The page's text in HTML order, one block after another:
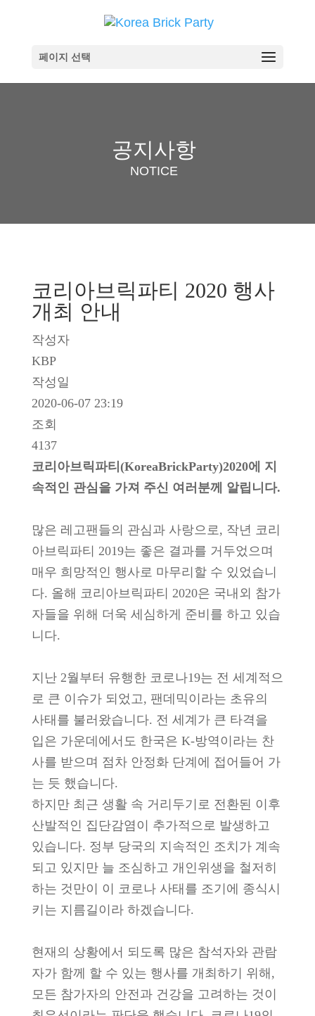
페이지 선택
공지사항
NOTICE
코리아브릭파티 2020 행사
개최 안내
작성자
KBP
작성일
2020-06-07 23:19
조회
4137
코리아브릭파티(KoreaBrickParty)2020에 지
속적인 관심을 가져 주신 여러분께 알립니다.
많은 레고팬들의 관심과 사랑으로, 작년 코리
아브릭파티 2019는 좋은 결과를 거두었으며
매우 희망적인 행사로 마무리할 수 있었습니
다. 올해 코리아브릭파티 2020은 국내외 참가
자들을 위해 더욱 세심하게 준비를 하고 있습
니다.
지난 2월부터 유행한 코로나19는 전 세계적으
로 큰 이슈가 되었고, 팬데믹이라는 초유의
사태를 불러왔습니다. 전 세계가 큰 타격을
입은 가운데에서도 한국은 K-방역이라는 찬
사를 받으며 점차 안정화 단계에 접어들어 가
는 듯 했습니다.
하지만 최근 생활 속 거리두기로 전환된 이후
산발적인 집단감염이 추가적으로 발생하고
있습니다. 정부 당국의 지속적인 조치가 계속
되고 있지만 늘 조심하고 개인위생을 철저히
하는 것만이 이 코로나 사태를 조기에 종식시
키는 지름길이라 하겠습니다.
현재의 상황에서 되도록 많은 참석자와 관람
자가 함께 할 수 있는 행사를 개최하기 위해,
모든 참가자의 안전과 건강을 고려하는 것이